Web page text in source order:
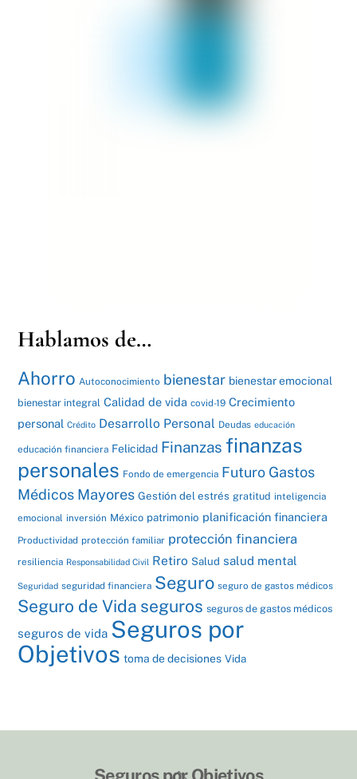
Hablamos de…
Ahorro Autoconocimiento bienestar bienestar emocional
bienestar integral Calidad de vida covid-19 Crecimiento
personal Crédito Desarrollo Personal Deudas educación
educación financiera Felicidad Finanzas finanzas
personales Fondo de emergencia Futuro Gastos
Médicos Mayores Gestión del estrés gratitud inteligencia
emocional inversión México patrimonio planificación financiera
Productividad protección familiar protección financiera
resiliencia Responsabilidad Civil Retiro Salud salud mental
Seguridad seguridad financiera Seguro seguro de gastos médicos
Seguro de Vida seguros seguros de gastos médicos
seguros de vida Seguros por
Objetivos toma de decisiones Vida
Back